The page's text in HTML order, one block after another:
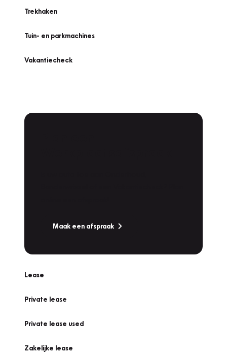
Trekhaken
Tuin- en parkmachines
Vakantiecheck
Maak een afspraak
Lease
Private lease
Private lease used
Zakelijke lease